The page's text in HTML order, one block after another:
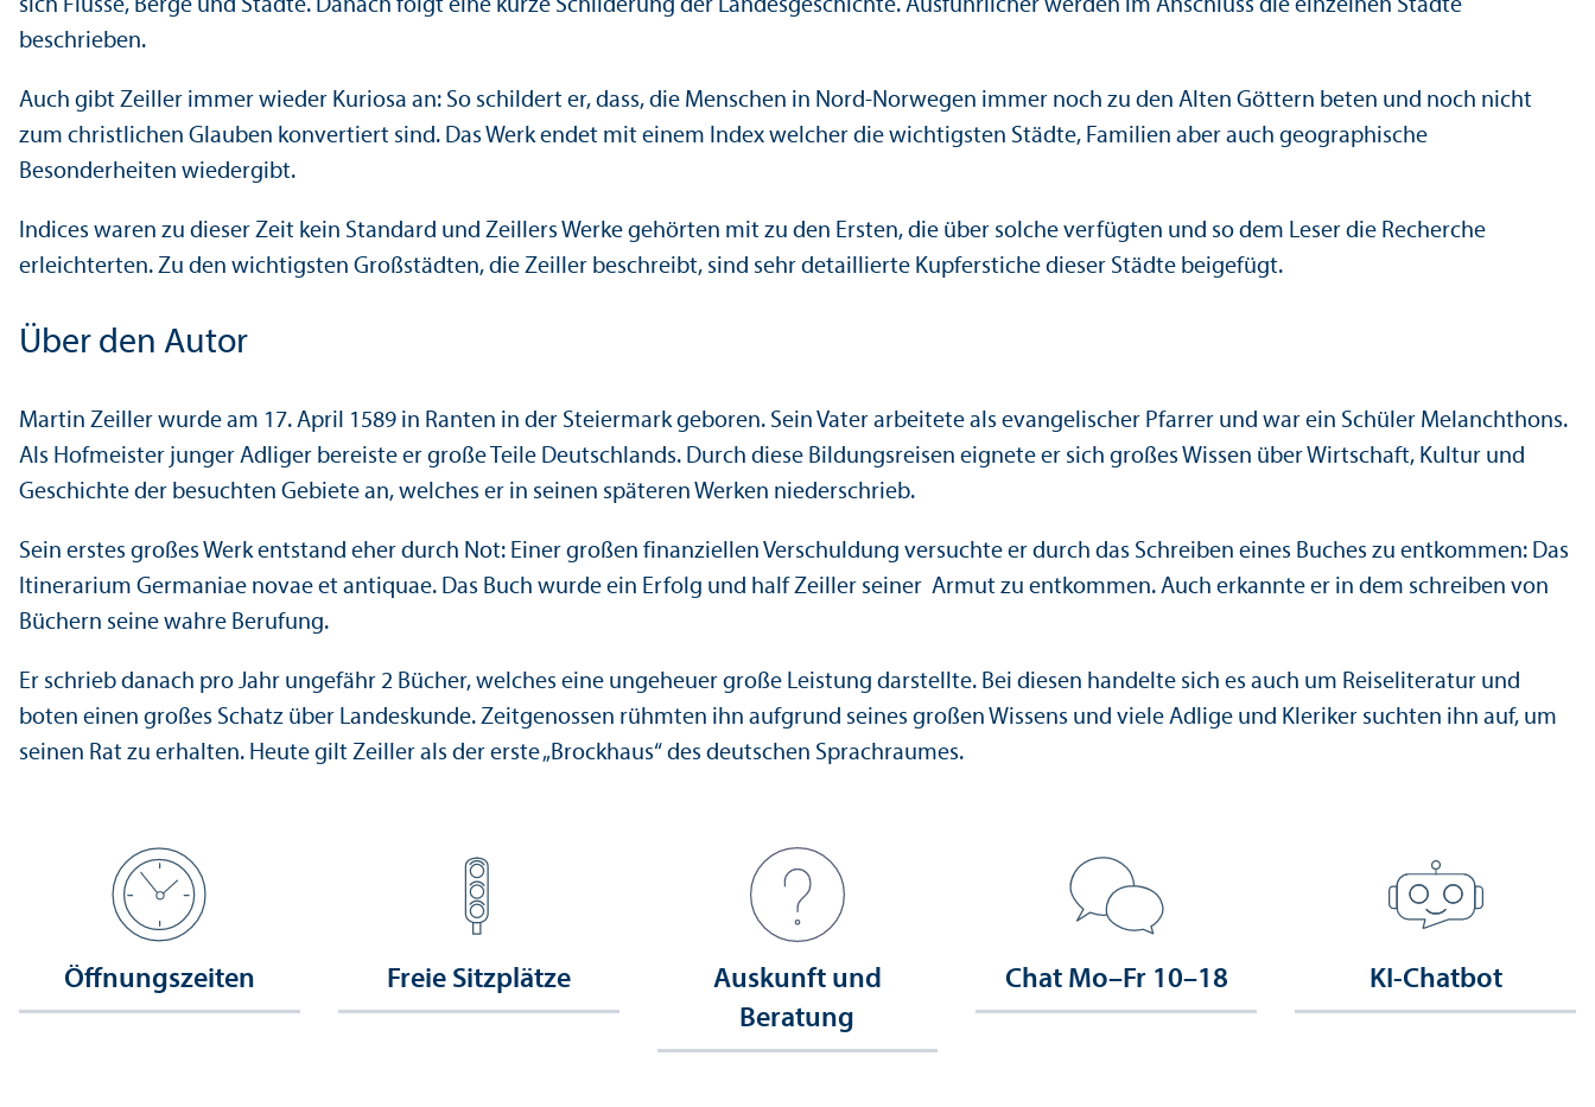
sich Flüsse, Berge und Städte. Danach folgt eine kurze Schilderung der Landes­geschichte. Ausführlicher werden im Anschluss die einzelnen Städte
beschrieben.
Auch gibt Zeiller immer wieder Kuriosa an: So schildert er, dass, die Menschen in Nord-Norwegen immer noch zu den Alten Göttern beten und noch nicht
zum christlichen Glauben konvertiert sind. Das Werk endet mit einem Index welcher die wichtigsten Städte, Familien aber auch geographische
Besonderheiten wiedergibt.
Indices waren zu dieser Zeit kein Standard und Zeillers Werke gehörten mit zu den Ersten, die über solche verfügten und so dem Leser die Recherche
erleichterten. Zu den wichtigsten Großstädten, die Zeiller beschreibt, sind sehr detaillierte Kupferstiche dieser Städte beigefügt.
Über den Autor
Martin Zeiller wurde am 17. April 1589 in Ranten in der Steiermark geboren. Sein Vater arbeitete als evangelischer Pfarrer und war ein Schüler Melanchthons.
Als Hofmeister junger Adliger bereiste er große Teile Deutschlands. Durch diese Bildungs­reisen eignete er sich großes Wissen über Wirtschaft, Kultur und
Geschichte der besuchten Gebiete an, welches er in seinen späteren Werken niederschrieb.
Sein erstes großes Werk entstand eher durch Not: Einer großen finanz­iellen Verschuldung versuchte er durch das Schreiben eines Buches zu entkommen: Das
Itinerarium Germaniae novae et anti­quae. Das Buch wurde ein Erfolg und half Zeiller seiner Armut zu entkommen. Auch erkannte er in dem schreiben von
Büchern seine wahre Berufung.
Er schrieb danach pro Jahr ungefähr 2 Bücher, welches eine ungeheuer große Leistung darstellte. Bei diesen handelte sich es auch um Reiseliteratur und
boten einen großes Schatz über Landes­kunde. Zeitgenossen rühmten ihn aufgrund seines großen Wissens und viele Adlige und Kleriker suchten ihn auf, um
seinen Rat zu erhalten. Heute gilt Zeiller als der erste „Brockhaus“ des deutschen Sprach­raumes.
Öffnungs­zeiten Freie Sitzplätze
Auskunft und
Beratung
Chat Mo–Fr 10–18 KI-Chatbot